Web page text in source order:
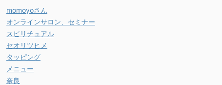
momoyoさん
オンラインサロン、セミナー
スピリチュアル
セオリツヒメ
タッピング
メニュー
奈良